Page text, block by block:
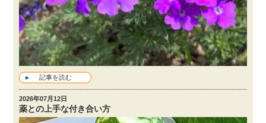
記事を読む
2026年07月12日
薬との上手な付き合い方